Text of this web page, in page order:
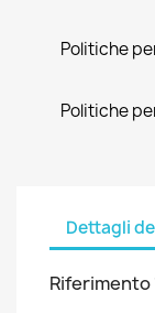
Politiche
Politiche
Dettagli
Riferimento